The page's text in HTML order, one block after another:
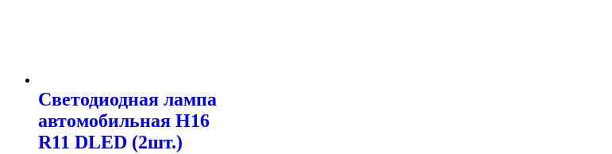
Светодиодная лампа
автомобильная H16
R11 DLED (2шт.)